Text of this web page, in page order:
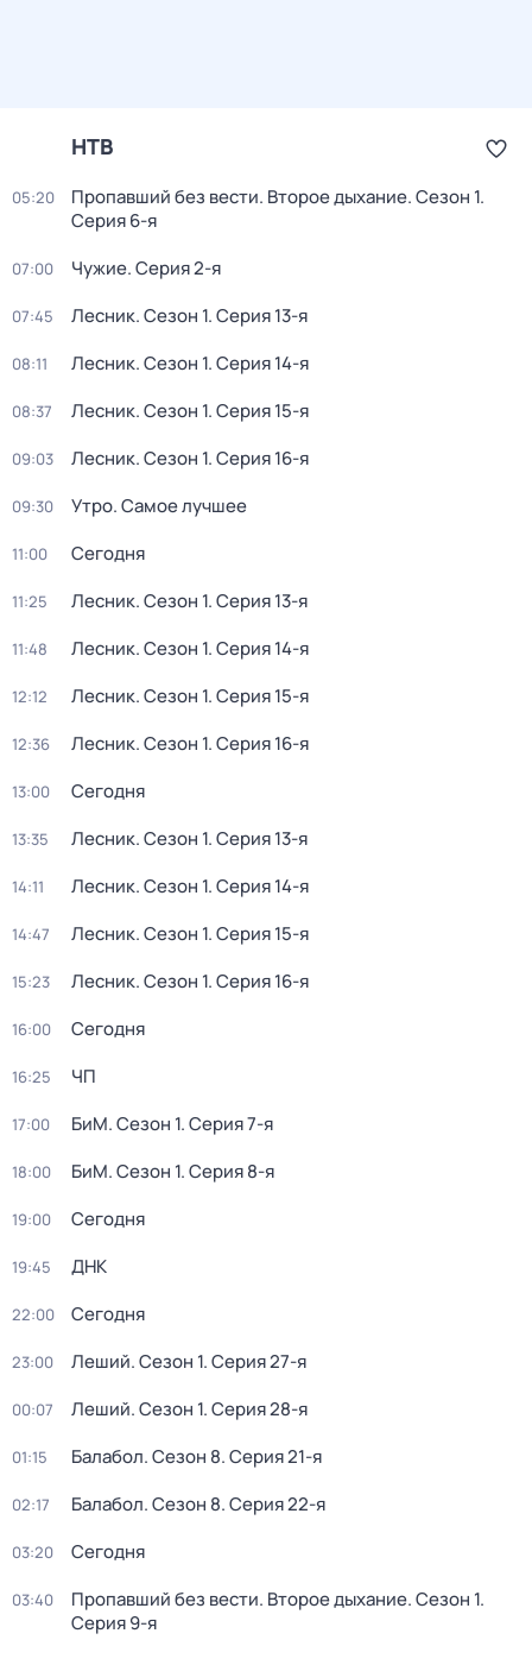
НТВ
05:20 Пропавший без вести. Второе дыхание. Сезон 1.
Серия 6-я
07:00 Чужие. Серия 2-я
07:45 Лесник. Сезон 1. Серия 13-я
08:11 Лесник. Сезон 1. Серия 14-я
08:37 Лесник. Сезон 1. Серия 15-я
09:03 Лесник. Сезон 1. Серия 16-я
09:30 Утро. Самое лучшее
11:00 Сегодня
11:25 Лесник. Сезон 1. Серия 13-я
11:48 Лесник. Сезон 1. Серия 14-я
12:12 Лесник. Сезон 1. Серия 15-я
12:36 Лесник. Сезон 1. Серия 16-я
13:00 Сегодня
13:35 Лесник. Сезон 1. Серия 13-я
14:11 Лесник. Сезон 1. Серия 14-я
14:47 Лесник. Сезон 1. Серия 15-я
15:23 Лесник. Сезон 1. Серия 16-я
16:00 Сегодня
16:25 ЧП
17:00 БиМ. Сезон 1. Серия 7-я
18:00 БиМ. Сезон 1. Серия 8-я
19:00 Сегодня
19:45 ДНК
22:00 Сегодня
23:00 Леший. Сезон 1. Серия 27-я
00:07 Леший. Сезон 1. Серия 28-я
01:15 Балабол. Сезон 8. Серия 21-я
02:17 Балабол. Сезон 8. Серия 22-я
03:20 Сегодня
03:40 Пропавший без вести. Второе дыхание. Сезон 1.
Серия 9-я